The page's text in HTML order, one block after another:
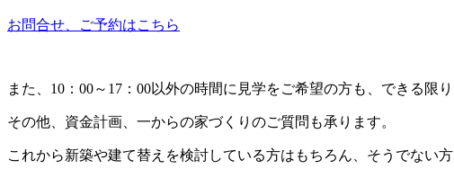
お問合せ、ご予約はこちら
また、10：00～17：00以外の時間に見学をご希望の方も、できる限
その他、資金計画、一からの家づくりのご質問も承ります。
これから新築や建て替えを検討している方はもちろん、そうでない